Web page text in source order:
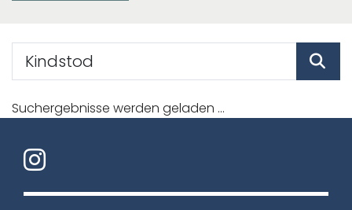
Suchergebnisse werden geladen ...